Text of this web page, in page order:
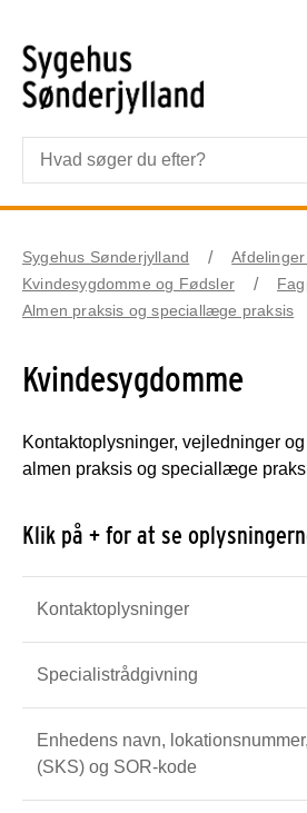
Sygehus Sønderjylland
Kvindesygdomme og Fødsler
Almen praksis og speciallæge praksis
Kvindesygdomme
Kontaktoplysninger, vejledninger
almen praksis og speciallæge
Klik på + for at se
Kontaktoplysninger
Specialistrådgivning
Enhedens navn,
(SKS) og SOR-kode